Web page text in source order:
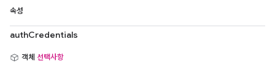
속성
authCredentials
객체 선택사항